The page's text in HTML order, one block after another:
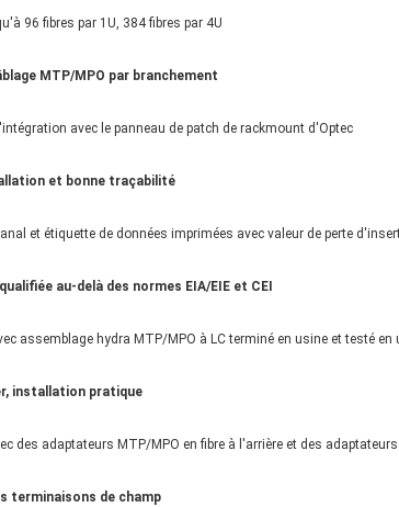
96 fibres par 1U, 384 fibres par 4U
MTP/MPO par branchement
avec le panneau de patch de rackmount d'Optec
et bonne traçabilité
et étiquette de données imprimées avec valeur de perte
au-delà des normes EIA/EIE et CEI
assemblage hydra MTP/MPO à LC terminé en usine et testé en
installation pratique
des adaptateurs MTP/MPO en fibre à l'arrière et des
terminaisons de champ